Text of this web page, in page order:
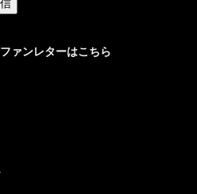
ファンレターはこちら